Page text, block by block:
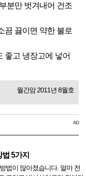
분만 벗겨내어 건조
끔 끓이면 약한 불로
좋고 냉장고에 넣어
월간암 2011년 8월호
AD
5가지
법이 많아졌습니다. 얼마 전